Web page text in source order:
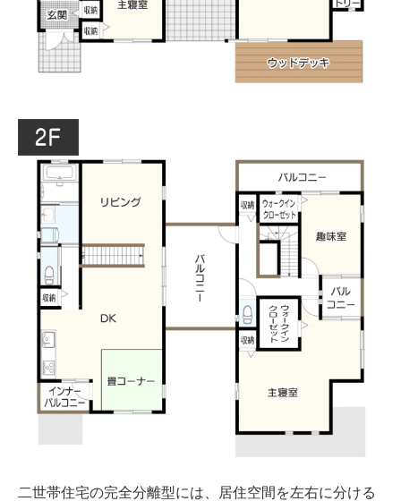
二世帯住宅の完全分離型には、居住空間を左右に分ける